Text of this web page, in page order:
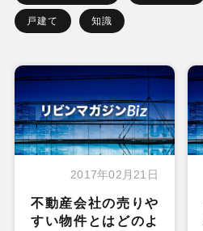
戸建て 知識
2017年02月21日
不動産会社の売りや
すい物件とはどのよ